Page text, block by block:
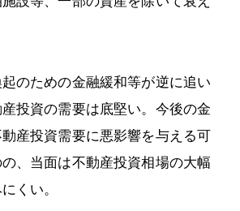
のための金融緩和等が逆に追い
投資の需要は底堅い。今後の金
産投資需要に悪影響を与える可
、当面は不動産投資相場の大幅
くい。